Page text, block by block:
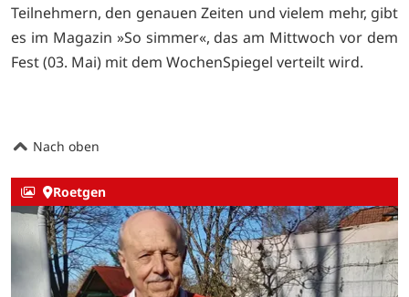
Teilnehmern, den genauen Zeiten und vielem mehr, gibt
es im Magazin »So simmer«, das am Mittwoch vor dem
Fest (03. Mai) mit dem WochenSpiegel verteilt wird.
Nach oben
Roetgen